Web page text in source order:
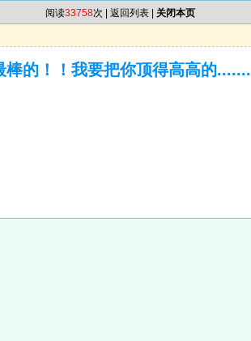
阅读33758次 | 返回列表 关闭本页
棒的！！我要把你顶得高高的.......